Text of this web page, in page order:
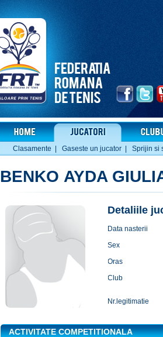
Clasamente Gaseste un jucator Sprijin si
BENKO AYDA
Detaliile
Data nasterii
Sex
Oras
Club
Nr.legitimatie
ACTIVITATE COMPETITIONALA